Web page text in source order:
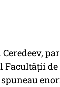
Facultăţii